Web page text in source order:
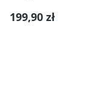
Cena regularna:
199,90 zł